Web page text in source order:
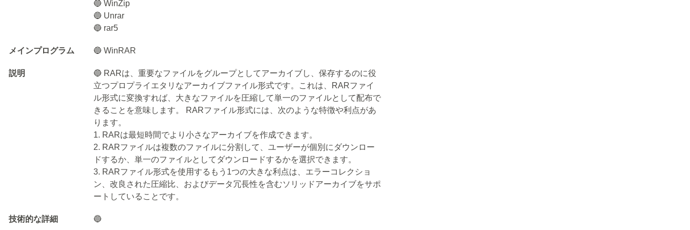
🔵 WinZip
🔵 Unrar
🔵 rar5
メインプログラム 🔵 WinRAR
説明
🔵 RARは、重要なファイルをグループとしてアーカイブし、保存するのに役
立つプロプライエタリなアーカイブファイル形式です。これは、RARファイ
ル形式に変換すれば、大きなファイルを圧縮して単一のファイルとして配布で
きることを意味します。 RARファイル形式には、次のような特徴や利点があ
ります。
1. RARは最短時間でより小さなアーカイブを作成できます。
2. RARファイルは複数のファイルに分割して、ユーザーが個別にダウンロー
ドするか、単一のファイルとしてダウンロードするかを選択できます。
3. RARファイル形式を使用するもう1つの大きな利点は、エラーコレクショ
ン、改良された圧縮比、およびデータ冗長性を含むソリッドアーカイブをサポ
ートしていることです。
技術的な詳細 🔵